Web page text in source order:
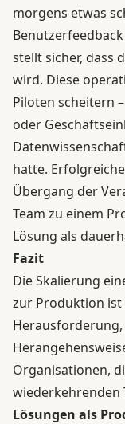
morgens etwas
stellt sicher, dass
wird. Diese
Piloten scheitern
oder
hatte.
Übergang der
Team zu einem
Lösung als
Fazit
Die Skalierung
zur Produktion ist
Organisationen,
wiederkehrenden
Lösungen als